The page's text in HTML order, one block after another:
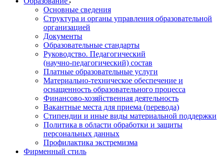
Основные сведения
Структура и органы управления образовательной
организацией
Документы
Образовательные стандарты
Руководство. Педагогический
(научно‑педагогический) состав
Платные образовательные услуги
Материально-техническое обеспечение и
оснащенность образовательного процесса
Финансово-хозяйственная деятельность
Вакантные места для приема (перевода)
Стипендии и иные виды материальной поддержки
Политика в области обработки и защиты
персональных данных
Профилактика экстремизма
Фирменный стиль